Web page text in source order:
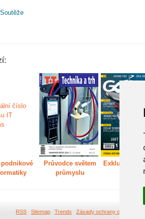
Soutěže
podnikové
Průvodce světem
průmyslu
Exkluzivně
RSS Sitemap Trends Zásady ochrany osobních